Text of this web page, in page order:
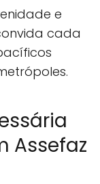
e
cada
Assefaz